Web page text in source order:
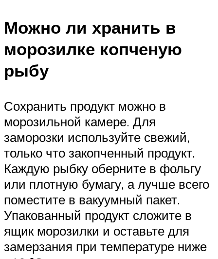
Можно ли хранить в
морозилке копченую
рыбу
Сохранить продукт можно в
морозильной камере. Для
заморозки используйте свежий,
только что закопченный продукт.
Каждую рыбку оберните в фольгу
или плотную бумагу, а лучше всего
поместите в вакуумный пакет.
Упакованный продукт сложите в
ящик морозилки и оставьте для
замерзания при температуре ниже